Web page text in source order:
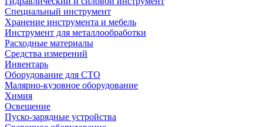
Специальный инструмент
Хранение инструмента и мебель
Инструмент для металлообработки
Расходные материалы
Средства измерений
Инвентарь
Оборудование для СТО
Малярно-кузовное оборудование
Химия
Освещение
Пуско-зарядные устройства